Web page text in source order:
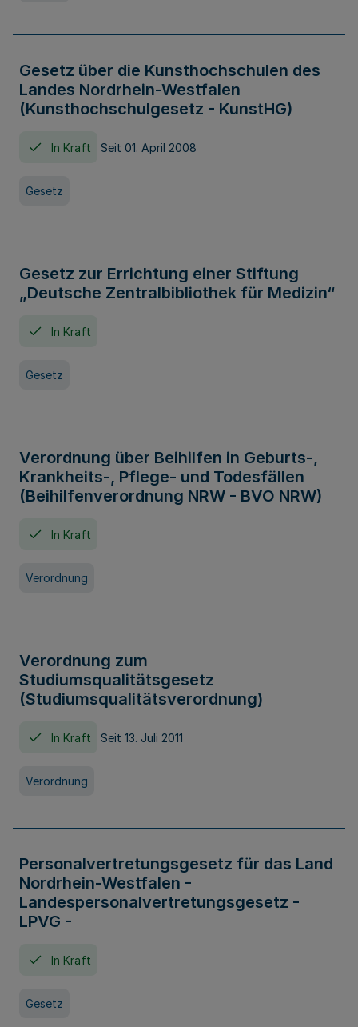
Gesetz über die Kunsthochschulen des
Landes Nordrhein-Westfalen
(Kunsthochschulgesetz - KunstHG)
In Kraft Seit 01. April 2008
Gesetz
Gesetz zur Errichtung einer Stiftung
„Deutsche Zentralbibliothek für Medizin“
In Kraft
Gesetz
Verordnung über Beihilfen in Geburts-,
Krankheits-, Pflege- und Todesfällen
(Beihilfenverordnung NRW - BVO NRW)
In Kraft
Verordnung
Verordnung zum
Studiumsqualitätsgesetz
(Studiumsqualitätsverordnung)
In Kraft Seit 13. Juli 2011
Verordnung
Personalvertretungsgesetz für das Land
Nordrhein-Westfalen -
Landespersonalvertretungsgesetz -
LPVG -
In Kraft
Gesetz